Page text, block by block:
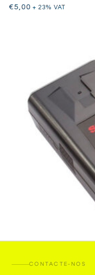
€5,00 + 23% VAT
CONTACTE-NOS